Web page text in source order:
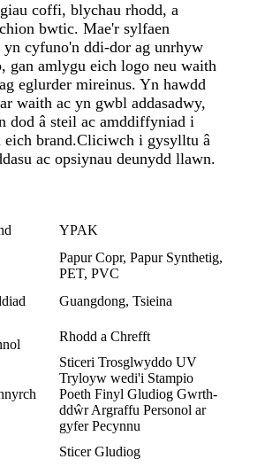
coffi, blychau rhodd, a
bwtic. Mae'r sylfaen
cyfuno'n ddi-dor ag unrhyw
gan amlygu eich logo neu waith
eglurder mireinus. Yn hawdd
waith ac yn gwbl addasadwy,
dod â steil ac amddiffyniad i
eich brand.Cliciwch i gysylltu â
ac opsiynau deunydd llawn.
YPAK
Papur Copr, Papur Synthetig,
PET, PVC
Guangdong, Tsieina
Rhodd a Chrefft
Sticeri Trosglwyddo UV
Tryloyw wedi'i Stampio
Poeth Finyl Gludiog Gwrth-
ddŵr Argraffu Personol ar
gyfer Pecynnu
Sticer Gludiog